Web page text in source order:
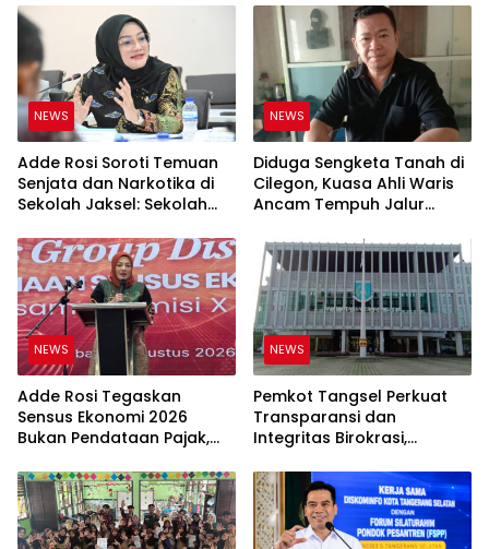
NEWS
Adde Rosi Soroti Temuan
Senjata dan Narkotika di
Sekolah Jaksel: Sekolah
bagi Anak
NEWS
Diduga Sengketa Tanah di
Cilegon, Kuasa Ahli Waris
Ancam Tempuh Jalur
NEWS
Adde Rosi Tegaskan
Sensus Ekonomi 2026
Bukan Pendataan Pajak,
NEWS
Pemkot Tangsel Perkuat
Transparansi dan
Integritas Birokrasi,
Masyarakat